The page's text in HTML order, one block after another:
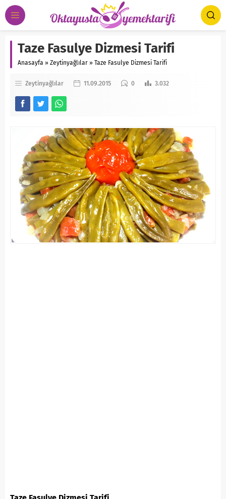
Taze Fasulye Dizmesi Tarifi
Anasayfa » Zeytinyağlılar » Taze Fasulye Dizmesi Tarifi
Zeytinyağlılar 11.09.2015 0 3.032